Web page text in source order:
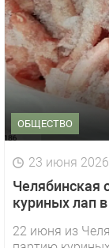
ОБЩЕСТВО
23 июня
Челябинская
куриных лап
22 июня из